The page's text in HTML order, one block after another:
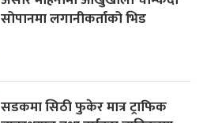
सोपानमा लगानीकर्ताको भिड
सडकमा सिठी फुकेर मात्र ट्राफिक